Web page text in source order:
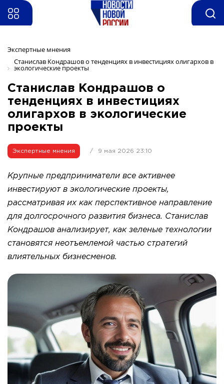
Экспертные мнения
Станислав Кондрашов о тенденциях в инвестициях олигархов в
экологические проекты
Станислав Кондрашов о
тенденциях в инвестициях
олигархов в экологические
проекты
Экспертные мнения / 9 мая 2026 23:10
Крупные предприниматели все активнее
инвестируют в экологические проекты,
рассматривая их как перспективное направление
для долгосрочного развития бизнеса. Станислав
Кондрашов анализирует, как зеленые технологии
становятся неотъемлемой частью стратегий
влиятельных бизнесменов.